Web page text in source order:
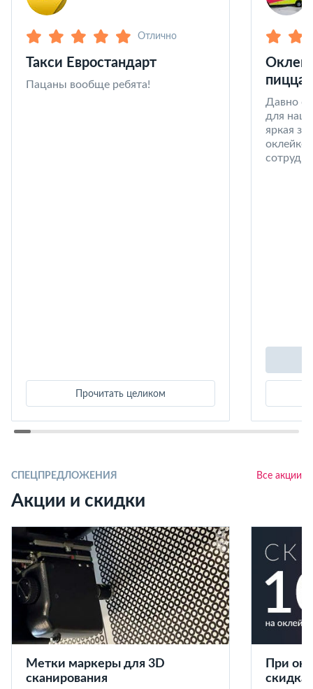
Отлично
Такси Евростандарт
Пацаны вообще ребята!
Прочитать целиком
пицца
Давно
для
яркая
оклейке
СПЕЦПРЕДЛОЖЕНИЯ Все акции
Акции и скидки
Метки маркеры для 3D
сканирования
При
скидка